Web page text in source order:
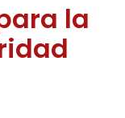
la